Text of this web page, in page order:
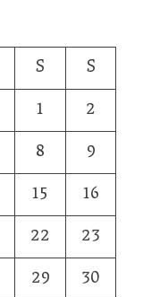
S
S
1
2
8
9
15
16
22
23
29
30